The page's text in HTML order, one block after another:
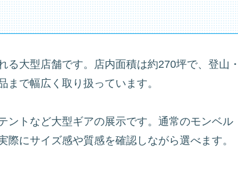
大型店舗です。店内面積は約270坪で、登山・
で幅広く取り扱っています。
ントなど大型ギアの展示です。通常のモンベル
にサイズ感や質感を確認しながら選べます。